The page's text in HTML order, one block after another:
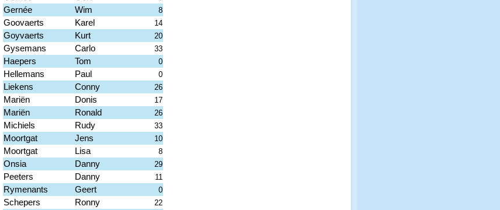
Gernée Wim 8
Goovaerts Karel 14
Goyvaerts Kurt 20
Gysemans Carlo 33
Haepers Tom 0
Hellemans Paul 0
Liekens Conny 26
Mariën Donis 17
Mariën Ronald 26
Michiels Rudy 33
Moortgat Jens 10
Moortgat Lisa 8
Onsia Danny 29
Peeters Danny 11
Rymenants Geert 0
Schepers Ronny 22